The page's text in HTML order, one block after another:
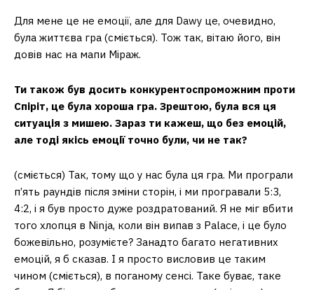
Для мене це не емоції, але для Dawy це, очевидно,
була життєва гра (сміється). Тож так, вітаю його, він
довів нас на мапи Міраж.
Ти також був досить конкурентоспроможним проти
Спіріт, це була хороша гра. Зрештою, була вся ця
ситуація з мишею. Зараз ти кажеш, що без емоцій,
але тоді якісь емоції точно були, чи не так?
(сміється) Так, тому що у нас була ця гра. Ми програли
п’ять раундів після зміни сторін, і ми програвали 5:3,
4:2, і я був просто дуже роздратований. Я не міг вбити
того хлопця в Ninja, коли він випав з Palace, і це було
божевільно, розумієте? Занадто багато негативних
емоцій, я б сказав. І я просто висловив це таким
чином (сміється), в поганому сенсі. Таке буває, таке